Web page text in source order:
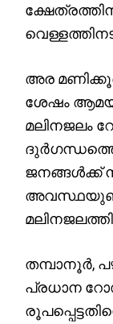
അര
ശേഷം
മലിനജലം
ജനങ്ങൾക്ക്
തമ്പാനൂർ,
പ്രധാന